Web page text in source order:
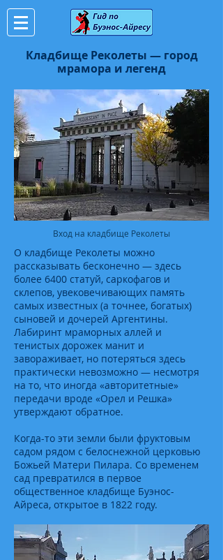
Кладбище Реколеты — город
мрамора и легенд
Вход на кладбище Реколеты
О кладбище Реколеты можно
рассказывать бесконечно — здесь
более 6400 статуй, саркофагов и
склепов, увековечивающих память
самых известных (а точнее, богатых)
сыновей и дочерей Аргентины.
Лабиринт мраморных аллей и
тенистых дорожек манит и
завораживает, но потеряться здесь
практически невозможно — несмотря
на то, что иногда «авторитетные»
передачи вроде «Орел и Решка»
утверждают обратное.
Когда-то эти земли были фруктовым
садом рядом с белоснежной церковью
Божьей Матери Пилара. Со временем
сад превратился в первое
общественное кладбище Буэнос-
Айреса, открытое в 1822 году.